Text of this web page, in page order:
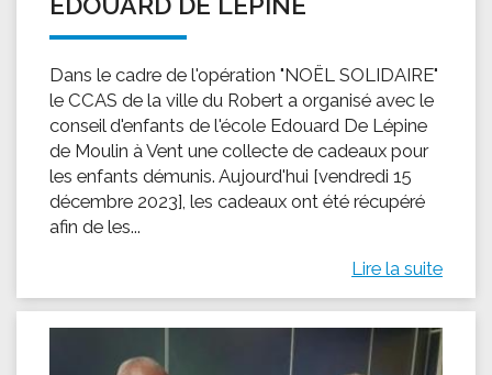
Dans le cadre de l'opération "NOËL SOLIDAIRE"
le CCAS de la ville du Robert a organisé avec le
conseil d'enfants de l'école Edouard De Lépine
de Moulin à Vent une collecte de cadeaux pour
les enfants démunis. Aujourd'hui [vendredi 15
décembre 2023], les cadeaux ont été récupéré
afin de les...
Lire la suite